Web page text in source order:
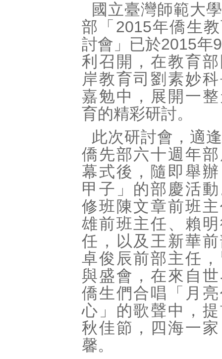
國立臺灣師範大
部「2015年僑生
討會」已於2015年
利召開，在教育
岸教育司劉素妙
嘉勉中，展開一
育的精彩研討。
此次研討會，適
僑先部六十週年
幕式後，隨即舉
甲子」的部慶活
修班陳文章前班
雄前班主任、賴
任，以及王新華
卓俊辰前部主任
與盛會，在來自
僑生們合唱「月
心」的歌聲中，
秋佳節，四海一
馨。